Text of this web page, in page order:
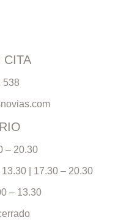
CITA
538
– 20.30
| 17.30 – 20.30
– 13.30